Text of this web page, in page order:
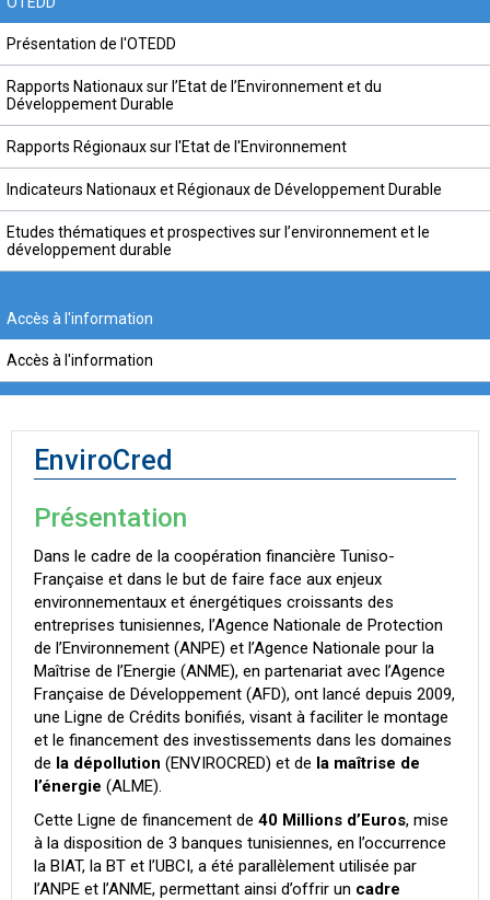
Présentation de l'OTEDD
Rapports Nationaux sur l’Etat de l’Environnement et du
Développement Durable
Rapports Régionaux sur l'Etat de l'Environnement
Indicateurs Nationaux et Régionaux de Développement Durable
Etudes thématiques et prospectives sur l’environnement et le
développement durable
Accès à l'information
Accès à l'information
EnviroCred
Présentation
Dans le cadre de la coopération financière Tuniso-
Française et dans le but de faire face aux enjeux
environnementaux et énergétiques croissants des
entreprises tunisiennes, l’Agence Nationale de Protection
de l’Environnement (ANPE) et l’Agence Nationale pour la
Maîtrise de l’Energie (ANME), en partenariat avec l’Agence
Française de Développement (AFD), ont lancé depuis 2009,
une Ligne de Crédits bonifiés, visant à faciliter le montage
et le financement des investissements dans les domaines
de la dépollution (ENVIROCRED) et de la maîtrise de
l’énergie (ALME).
Cette Ligne de financement de 40 Millions d’Euros, mise
à la disposition de 3 banques tunisiennes, en l’occurrence
la BIAT, la BT et l’UBCI, a été parallèlement utilisée par
l’ANPE et l’ANME, permettant ainsi d’offrir un cadre